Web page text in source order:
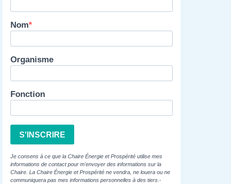
Nom
Organisme
Fonction
S'INSCRIRE
Je consens à ce que la Chaire Énergie et Prospérité utilise mes
informations de contact pour m'envoyer des informations sur la
Chaire. La Chaire Énergie et Prospérité ne vendra, ne louera ou ne
communiquera pas mes informations personnelles à des tiers. -